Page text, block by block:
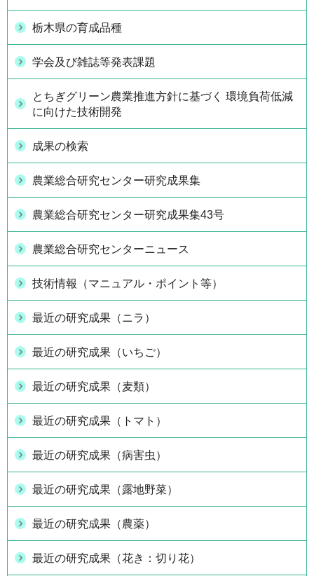
栃木県の育成品種
学会及び雑誌等発表課題
とちぎグリーン農業推進方針に基づく 環境負荷低減
に向けた技術開発
成果の検索
農業総合研究センター研究成果集
農業総合研究センター研究成果集43号
農業総合研究センターニュース
技術情報（マニュアル・ポイント等）
最近の研究成果（ニラ）
最近の研究成果（いちご）
最近の研究成果（麦類）
最近の研究成果（トマト）
最近の研究成果（病害虫）
最近の研究成果（露地野菜）
最近の研究成果（農薬）
最近の研究成果（花き：切り花）